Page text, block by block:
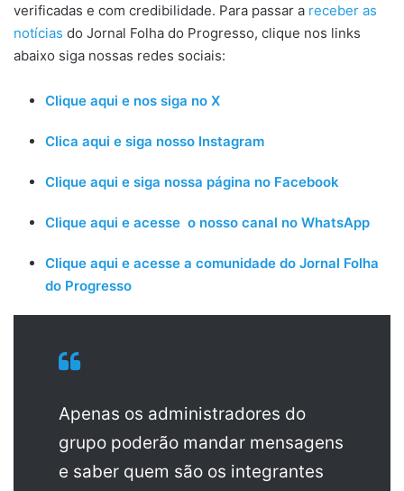
verificadas e com credibilidade. Para passar a receber as
notícias do Jornal Folha do Progresso, clique nos links
abaixo siga nossas redes sociais:
Clique aqui e nos siga no X
Clica aqui e siga nosso Instagram
Clique aqui e siga nossa página no Facebook
Clique aqui e acesse o nosso canal no WhatsApp
Clique aqui e acesse a comunidade do Jornal Folha
do Progresso
Apenas os administradores do
grupo poderão mandar mensagens
e saber quem são os integrantes